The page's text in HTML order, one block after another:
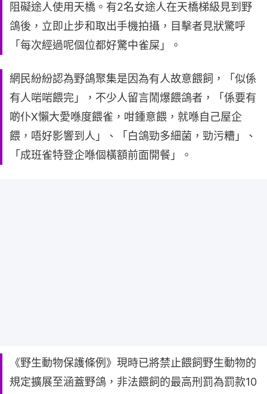
阻礙途人使用天橋。有2名女途人在天橋梯級見到野
鴿後，立即止步和取出手機拍攝，目擊者見狀驚呼
「每次經過呢個位都好驚中雀屎」。
網民紛紛認為野鴿聚集是因為有人故意餵飼，「似係
有人啱啱餵完」，不少人留言鬧爆餵鴿者，「係要有
啲仆X懶大愛喺度餵雀，咁鍾意餵，就喺自己屋企
餵，唔好影響到人」、「白鴿勁多細菌，勁污糟」、
「成班雀特登企喺個橫額前面開餐」。
《野生動物保護條例》現時已將禁止餵飼野生動物的
規定擴展至涵蓋野鴿，非法餵飼的最高刑罰為罰款10